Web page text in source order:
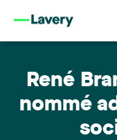
René
nommé